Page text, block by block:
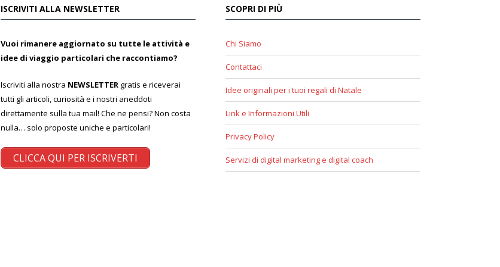
ISCRIVITI ALLA NEWSLETTER
Vuoi rimanere aggiornato su tutte le attività e
idee di viaggio particolari che raccontiamo?
Iscriviti alla nostra NEWSLETTER gratis e riceverai
tutti gli articoli, curiosità e i nostri aneddoti
direttamente sulla tua mail! Che ne pensi? Non costa
nulla… solo proposte uniche e particolari!
CLICCA QUI PER ISCRIVERTI
SCOPRI DI PIÙ
Chi Siamo
Contattaci
Idee originali per i tuoi regali di Natale
Link e Informazioni Utili
Privacy Policy
Servizi di digital marketing e digital coach